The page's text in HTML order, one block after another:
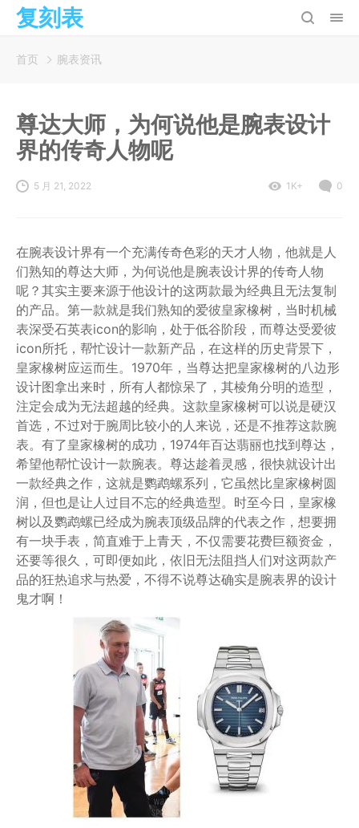
复刻表
首页 腕表资讯
尊达大师，为何说他是腕表设计
界的传奇人物呢
5 月 21, 2022 1K+ 0
在腕表设计界有一个充满传奇色彩的天才人物，他就是人
们熟知的尊达大师，为何说他是腕表设计界的传奇人物
呢？其实主要来源于他设计的这两款最为经典且无法复制
的产品。第一款就是我们熟知的爱彼皇家橡树，当时机械
表深受石英表icon的影响，处于低谷阶段，而尊达受爱彼
icon所托，帮忙设计一款新产品，在这样的历史背景下，
皇家橡树应运而生。1970年，当尊达把皇家橡树的八边形
设计图拿出来时，所有人都惊呆了，其棱角分明的造型，
注定会成为无法超越的经典。这款皇家橡树可以说是硬汉
首选，不过对于腕周比较小的人来说，还是不推荐这款腕
表。有了皇家橡树的成功，1974年百达翡丽也找到尊达，
希望他帮忙设计一款腕表。尊达趁着灵感，很快就设计出
一款经典之作，这就是鹦鹉螺系列，它虽然比皇家橡树圆
润，但也是让人过目不忘的经典造型。时至今日，皇家橡
树以及鹦鹉螺已经成为腕表顶级品牌的代表之作，想要拥
有一块手表，简直难于上青天，不仅需要花费巨额资金，
还要等很久，可即便如此，依旧无法阻挡人们对这两款产
品的狂热追求与热爱，不得不说尊达确实是腕表界的设计
鬼才啊！